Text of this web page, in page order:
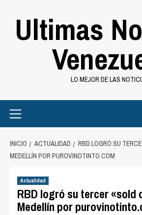
Ultimas
LO MEJOR DE LAS
Menu
INICIO ACTUALIDAD
RBD LOGRÓ SU
MEDELLÍN POR PUROVINOTINTO.COM
Actualidad
RBD logró su tercer «sold
Medellín por